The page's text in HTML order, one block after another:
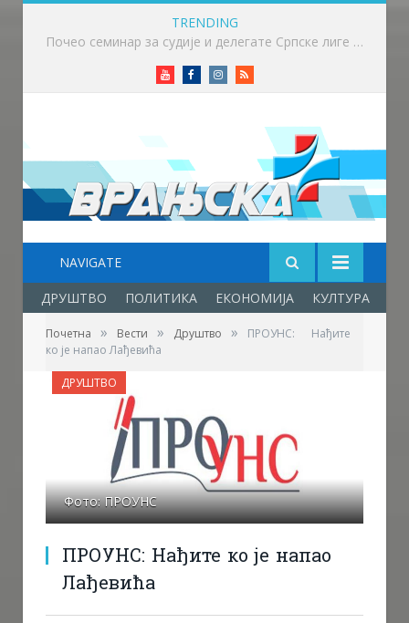
TRENDING
Републички штаб усвојио закључке у циљу ублажавања последица високих температура и пожара​
YoutubeFacebookInstagram
RSS
NAVIGATE
ДРУШТВО ПОЛИТИКА ЕКОНОМИЈА КУЛТУРА
Почетна » Вести » Друштво »
ПРОУНС: Нађите
ко је напао Лађевића
Фото: ПРОУНС
ПРОУНС: Нађите ко је напао
Лађевића
ДРУШТВО